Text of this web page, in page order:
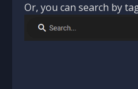
Or, you can search by